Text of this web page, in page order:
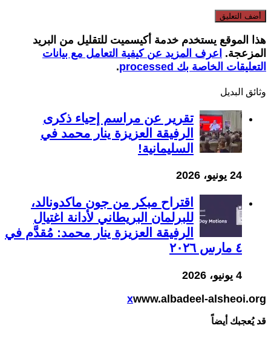
هذا الموقع يستخدم خدمة أكيسميت للتقليل من البريد
المزعجة. اعرف المزيد عن كيفية التعامل مع بيانات
التعليقات الخاصة بك processed
.
وثائق البدیل
تقرير عن مراسم إحياء ذكرى
الرفيقة العزيزة ينار محمد في
السليمانية!
24 يونيو، 2026
اقتراح مبكر من جون ماكدونالد،
للبرلمان البريطاني لأدانة اغتيال
الرفيقة العزيزة ينار محمد: مُقدَّم في
٤ مارس ٢٠٢٦
4 يونيو، 2026
www.albadeel-alsheoi.org
x